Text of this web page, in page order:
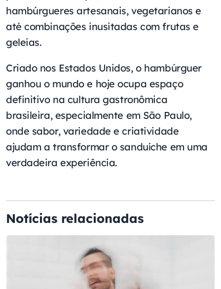
hambúrgueres artesanais, vegetarianos e
até combinações inusitadas com frutas e
geleias.
Criado nos Estados Unidos, o hambúrguer
ganhou o mundo e hoje ocupa espaço
definitivo na cultura gastronômica
brasileira, especialmente em São Paulo,
onde sabor, variedade e criatividade
ajudam a transformar o sanduíche em uma
verdadeira experiência.
Notícias relacionadas